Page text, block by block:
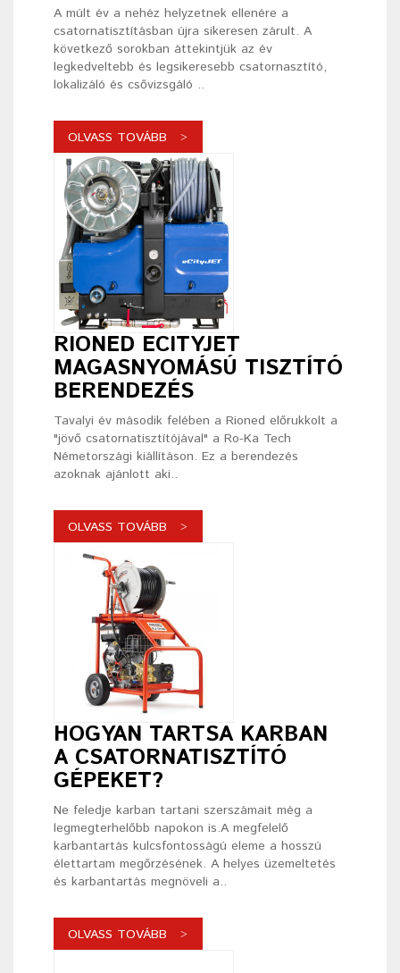
A múlt év a nehéz helyzetnek ellenére a
csatornatisztításban újra sikeresen zárult. A
következő sorokban áttekintjük az év
legkedveltebb és legsikeresebb csatornasztító,
lokalizáló és csővizsgáló ..
OLVASS TOVÁBB
RIONED ECITYJET
MAGASNYOMÁSÚ TISZTÍTÓ
BERENDEZÉS
Tavalyi év második felében a Rioned előrukkolt a
"jövő csatornatisztítójával" a Ro-Ka Tech
Németországi kiállításon. Ez a berendezés
azoknak ajánlott aki..
OLVASS TOVÁBB
HOGYAN TARTSA KARBAN
A CSATORNATISZTÍTÓ
GÉPEKET?
Ne feledje karban tartani szerszámait még a
legmegterhelőbb napokon is.A megfelelő
karbantartás kulcsfontosságú eleme a hosszú
élettartam megőrzésének. A helyes üzemeltetés
és karbantartás megnöveli a..
OLVASS TOVÁBB